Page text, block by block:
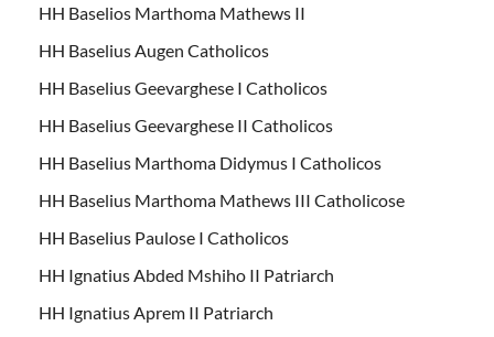
HH Baselios Marthoma Mathews II
HH Baselius Augen Catholicos
HH Baselius Geevarghese I Catholicos
HH Baselius Geevarghese II Catholicos
HH Baselius Marthoma Didymus I Catholicos
HH Baselius Marthoma Mathews III Catholicose
HH Baselius Paulose I Catholicos
HH Ignatius Abded Mshiho II Patriarch
HH Ignatius Aprem II Patriarch